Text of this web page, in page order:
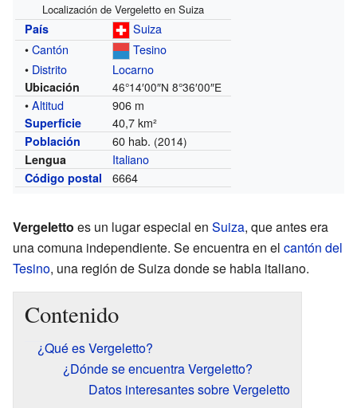
Localización de Vergeletto en Suiza
País
Suiza
•Cantón
Tesino
• Distrito Locarno
Ubicación 46°14′00″N 8°36′00″E
•Altitud 906 m
Superficie 40,7 km²
Población 60 hab. (2014)
Lengua
Italiano
Código postal 6664
Vergeletto es un lugar especial en Suiza, que antes era
una comuna independiente. Se encuentra en el cantón del
Tesino, una región de Suiza donde se habla italiano.
Contenido
¿Qué es Vergeletto?
¿Dónde se encuentra Vergeletto?
Datos interesantes sobre Vergeletto